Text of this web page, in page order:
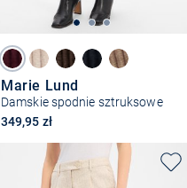
Marie Lund
Damskie spodnie sztruksowe
349,95 zł